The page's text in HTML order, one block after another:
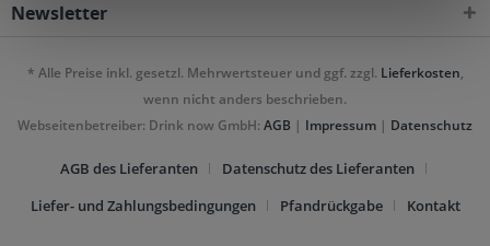
Newsletter
* Alle Preise inkl. gesetzl. Mehrwertsteuer und ggf. zzgl. Lieferkosten,
wenn nicht anders beschrieben.
Webseitenbetreiber: Drink now GmbH: AGB | Impressum | Datenschutz
AGB des Lieferanten
Datenschutz des Lieferanten
Liefer- und Zahlungsbedingungen
Pfandrückgabe Kontakt